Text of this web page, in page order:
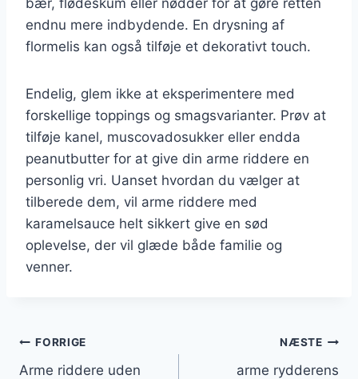
endnu mere indbydende. En drysning af
flormelis kan også tilføje et dekorativt touch.
Endelig, glem ikke at eksperimentere med
forskellige toppings og smagsvarianter. Prøv at
tilføje kanel, muscovadosukker eller endda
peanutbutter for at give din arme riddere en
personlig vri. Uanset hvordan du vælger at
tilberede dem, vil arme riddere med
karamelsauce helt sikkert give en sød
oplevelse, der vil glæde både familie og
venner.
Indlægsnavigation
FORRIGE
Arme riddere uden
NÆSTE
arme rydderens